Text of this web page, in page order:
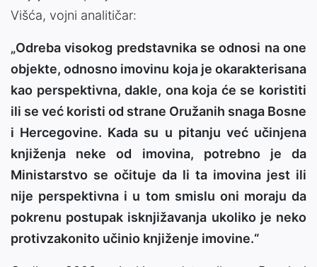
Višća, vojni analitičar:
„Odreba visokog predstavnika se odnosi na one
objekte, odnosno imovinu koja je okarakterisana
kao perspektivna, dakle, ona koja će se koristiti
ili se već koristi od strane Oružanih snaga Bosne
i Hercegovine. Kada su u pitanju već učinjena
knjiženja neke od imovina, potrebno je da
Ministarstvo se očituje da li ta imovina jest ili
nije perspektivna i u tom smislu oni moraju da
pokrenu postupak isknjižavanja ukoliko je neko
protivzakonito učinio knjiženje imovine.“